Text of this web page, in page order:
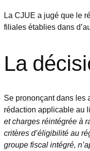
La CJUE a jugé que le
filiales établies dans
La
Se prononçant dans les
rédaction applicable au
et charges réintégrée à
critères d’éligibilité au
groupe fiscal intégré,